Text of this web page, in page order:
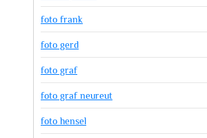
foto frank
foto gerd
foto graf
foto graf neureut
foto hensel